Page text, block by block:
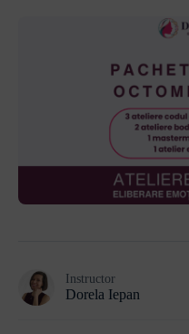
Instructor
Dorela Iepan